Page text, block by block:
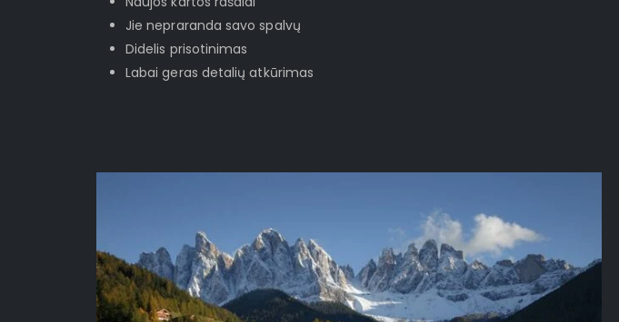
Jie nepraranda savo spalvų
Didelis prisotinimas
Labai geras detalių atkūrimas